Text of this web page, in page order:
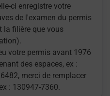
ci enregistre votre
de l'examen du permis
la filière que vous
votre permis avant 1976
des espaces, ex :
merci de remplacer
: 130947-7360.